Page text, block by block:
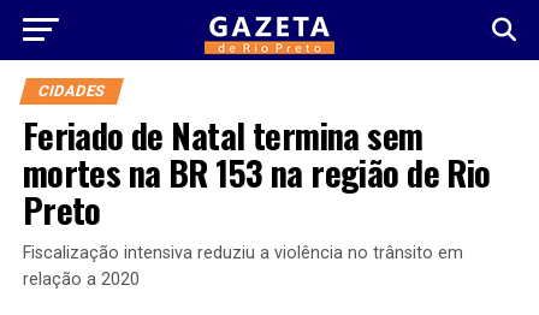
CIDADES
Feriado de Natal termina sem
mortes na BR 153 na região de Rio
Preto
Fiscalização intensiva reduziu a violência no trânsito em
relação a 2020